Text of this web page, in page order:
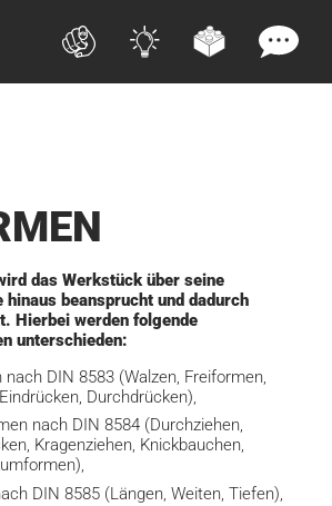
das Werkstück über seine
beansprucht und dadurch
Hierbei werden folgende
unterschieden:
DIN 8583 (Walzen, Freiformen,
Durchdrücken),
nach DIN 8584 (Durchziehen,
Kragenziehen, Knickbauchen,
DIN 8585 (Längen, Weiten, Tiefen),